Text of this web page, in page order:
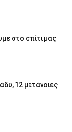
στο σπίτι μας
12 μετάνοιες